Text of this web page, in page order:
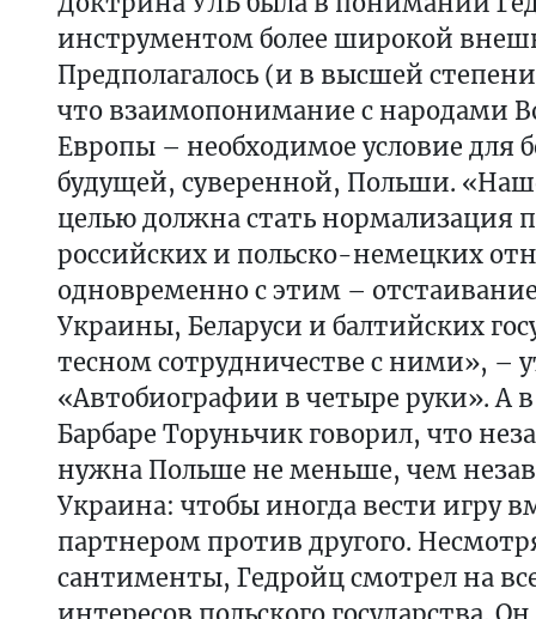
инструментом более широкой
Предполагалось (и в высшей
что взаимопонимание с народами
Европы – необходимое условие для
будущей, суверенной, Польши.
целью должна стать нормализация
российских и польско-немецких
одновременно с этим –
Украины, Беларуси и балтийских
тесном сотрудничестве с ними», –
«Автобиографии в четыре руки». А
Барбаре Торуньчик говорил, что
нужна Польше не меньше, чем
Украина: чтобы иногда вести игру
партнером против другого.
сантименты, Гедройц смотрел на